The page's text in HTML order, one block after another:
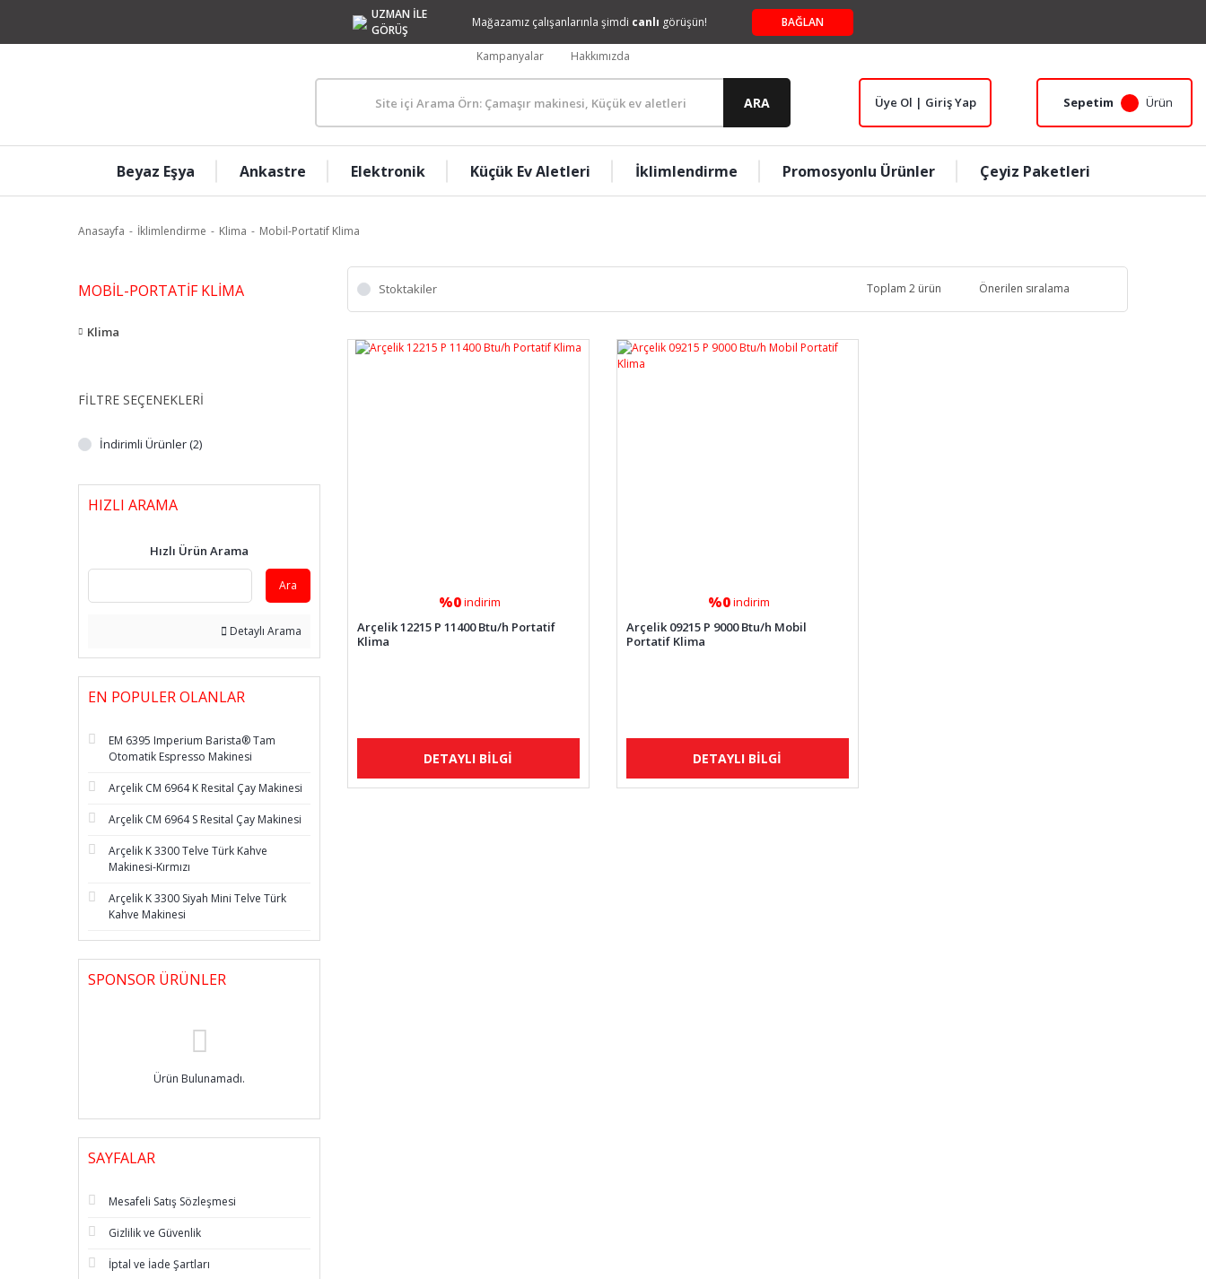
UZMAN İLE
GÖRÜŞ
Mağazamız çalışanlarınla şimdi canlı görüşün! BAĞLAN
Kampanyalar Hakkımızda
ARA Üye Ol | Giriş Yap Sepetim Ürün
Beyaz Eşya Ankastre Elektronik Küçük Ev Aletleri İklimlendirme Promosyonlu Ürünler Çeyiz Paketleri
Anasayfa İklimlendirme Klima Mobil-Portatif Klima
MOBIL-PORTATIF KLIMA
Klima
FILTRE SEÇENEKLERI
İndirimli Ürünler (2)
HIZLI ARAMA
Hızlı Ürün Arama
Ara
Detaylı Arama
EN POPULER OLANLAR
EM 6395 Imperium Barista® Tam
Otomatik Espresso Makinesi
Arçelik CM 6964 K Resital Çay Makinesi
Arçelik CM 6964 S Resital Çay Makinesi
Arçelik K 3300 Telve Türk Kahve
Makinesi-Kırmızı
Arçelik K 3300 Siyah Mini Telve Türk
Kahve Makinesi
SPONSOR ÜRÜNLER
Ürün Bulunamadı.
SAYFALAR
Mesafeli Satış Sözleşmesi
Gizlilik ve Güvenlik
İptal ve İade Şartları
Stoktakiler Toplam 2 ürün
%0indirim
Arçelik 12215 P 11400 Btu/h Portatif
Klima
DETAYLI BİLGİ
%0indirim
Arçelik 09215 P 9000 Btu/h Mobil
Portatif Klima
DETAYLI BİLGİ